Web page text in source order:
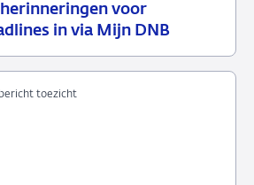
voor
in via Mijn DNB
toezicht